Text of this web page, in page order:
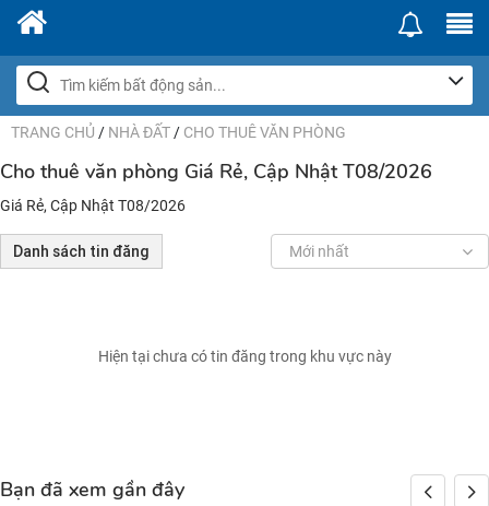
TRANG CHỦ / NHÀ ĐẤT / CHO THUÊ VĂN PHÒNG
Cho thuê văn phòng Giá Rẻ, Cập Nhật T08/2026
Giá Rẻ, Cập Nhật T08/2026
Danh sách tin đăng Mới nhất
Hiện tại chưa có tin đăng trong khu vực này
Bạn đã xem gần đây